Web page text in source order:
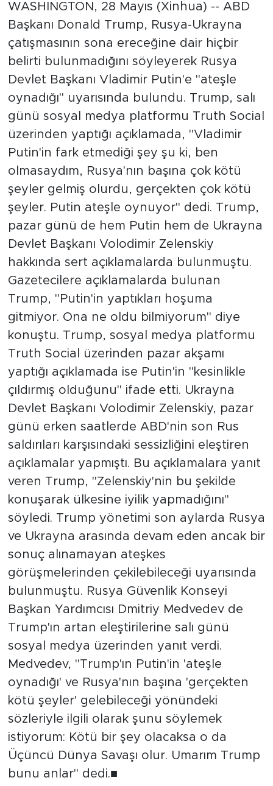
WASHINGTON, 28 Mayıs (Xinhua) -- ABD
Başkanı Donald Trump, Rusya-Ukrayna
çatışmasının sona ereceğine dair hiçbir
belirti bulunmadığını söyleyerek Rusya
Devlet Başkanı Vladimir Putin'e "ateşle
oynadığı" uyarısında bulundu. Trump, salı
günü sosyal medya platformu Truth Social
üzerinden yaptığı açıklamada, "Vladimir
Putin'in fark etmediği şey şu ki, ben
olmasaydım, Rusya'nın başına çok kötü
şeyler gelmiş olurdu, gerçekten çok kötü
şeyler. Putin ateşle oynuyor" dedi. Trump,
pazar günü de hem Putin hem de Ukrayna
Devlet Başkanı Volodimir Zelenskiy
hakkında sert açıklamalarda bulunmuştu.
Gazetecilere açıklamalarda bulunan
Trump, "Putin'in yaptıkları hoşuma
gitmiyor. Ona ne oldu bilmiyorum" diye
konuştu. Trump, sosyal medya platformu
Truth Social üzerinden pazar akşamı
yaptığı açıklamada ise Putin'in "kesinlikle
çıldırmış olduğunu" ifade etti. Ukrayna
Devlet Başkanı Volodimir Zelenskiy, pazar
günü erken saatlerde ABD'nin son Rus
saldırıları karşısındaki sessizliğini eleştiren
açıklamalar yapmıştı. Bu açıklamalara yanıt
veren Trump, "Zelenskiy'nin bu şekilde
konuşarak ülkesine iyilik yapmadığını"
söyledi. Trump yönetimi son aylarda Rusya
ve Ukrayna arasında devam eden ancak bir
sonuç alınamayan ateşkes
görüşmelerinden çekilebileceği uyarısında
bulunmuştu. Rusya Güvenlik Konseyi
Başkan Yardımcısı Dmitriy Medvedev de
Trump'ın artan eleştirilerine salı günü
sosyal medya üzerinden yanıt verdi.
Medvedev, "Trump'ın Putin'in 'ateşle
oynadığı' ve Rusya'nın başına 'gerçekten
kötü şeyler' gelebileceği yönündeki
sözleriyle ilgili olarak şunu söylemek
istiyorum: Kötü bir şey olacaksa o da
Üçüncü Dünya Savaşı olur. Umarım Trump
bunu anlar" dedi.■
Seyahat